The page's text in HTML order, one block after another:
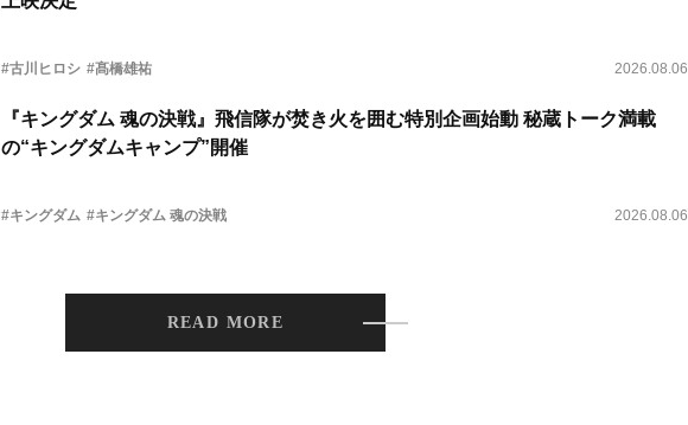
#古川ヒロシ #髙橋雄祐 2026.08.06
『キングダム 魂の決戦』飛信隊が焚き火を囲む特別企画始動 秘蔵トーク満載
の“キングダムキャンプ”開催
#キングダム #キングダム 魂の決戦 2026.08.06
READ MORE